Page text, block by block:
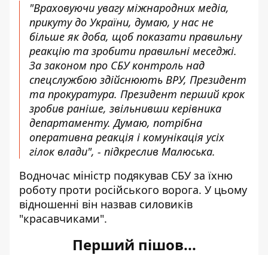
"Враховуючи увагу міжнародних медіа,
прикуту до України, думаю, у нас не
більше як доба, щоб показати правильну
реакцію та зробити правильні меседжі.
За законом про СБУ контроль над
спецслужбою здійснюють ВРУ, Президент
та прокуратура. Президент перший крок
зробив раніше, звільнивши керівника
департаменту. Думаю, потрібна
оперативна реакція і комунікація усіх
гілок влади", - підкреслив Малюська.
Водночас міністр подякував СБУ за їхню
роботу проти російського ворога. У цьому
відношенні він назвав силовиків
"красавчиками".
Перший пішов...